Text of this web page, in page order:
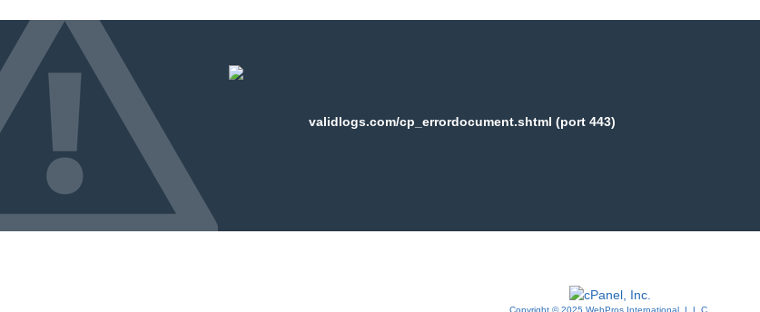
validlogs.com/cp_errordocument.shtml (port 443)
Copyright © 2025 WebPros International, L.L.C.